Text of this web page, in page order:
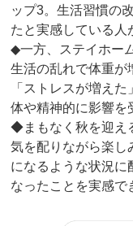
ップ3。生活習慣の
たと実感している人
◆一方、ステイホー
生活の乱れで体重が
「ストレスが増え
体や精神的に影響を
◆まもなく秋を迎え
気を配りながら楽し
になるような状況に
なったことを実感で